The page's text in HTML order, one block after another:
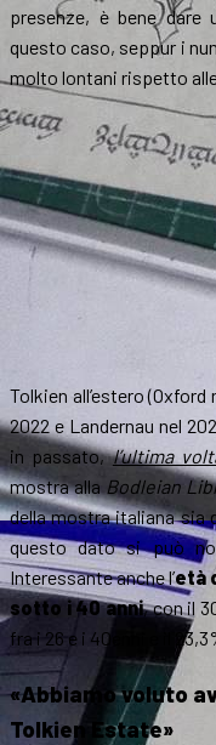
presenze, è bene dare
questo caso, seppur i
molto lontani rispetto
Tolkien all’estero
2022 e Landernau nel
in passato,l’ultima
mostra alla Bodleian
della mostra italiana sia
questo dato si può
Interessante anche l’età
sotto i 40 anni, con il
fra i 26 e i 40enni e il
«Abbiamo voluto
Tolkien Estate»